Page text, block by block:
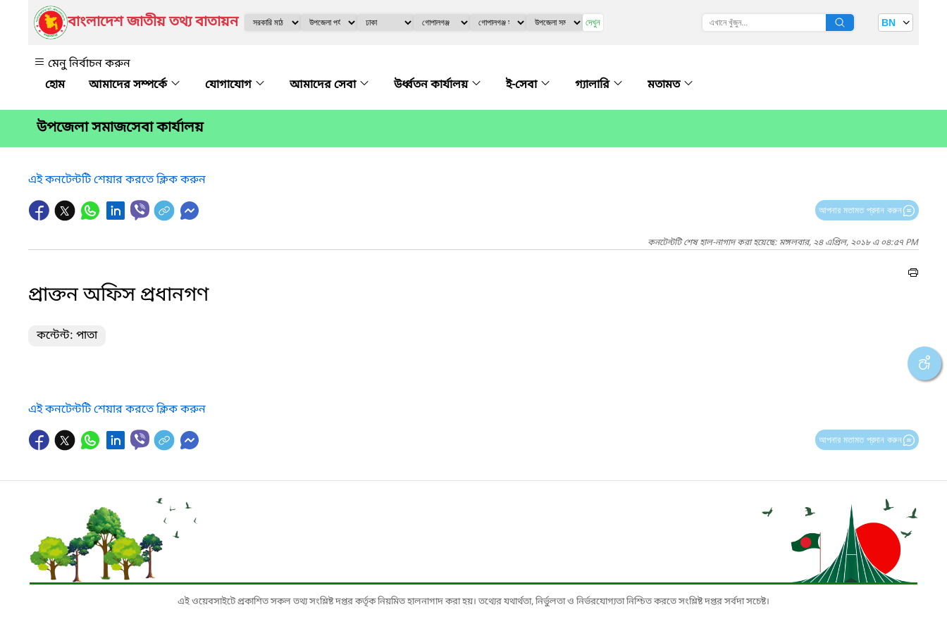
বাংলাদেশ জাতীয় তথ্য বাতায়ন দেখুন BN
মেনু নির্বাচন করুন
আমাদের সম্পর্কে
যোগাযোগ আমাদের সেবা উর্ধ্বতন কার্যালয় ই-সেবা গ্যালারি মতামত
উপজেলা সমাজসেবা কার্যালয়
এই কনটেন্টটি শেয়ার করতে ক্লিক করুন
আপনার মতামত প্রদান করুন
কনটেন্টটি শেষ হাল-নাগাদ করা হয়েছে: মঙ্গলবার, ২৪ এপ্রিল, ২০১৮ এ ০৪:৫৭ PM
প্রাক্তন অফিস প্রধানগণ
কন্টেন্ট: পাতা
এই কনটেন্টটি শেয়ার করতে ক্লিক করুন
আপনার মতামত প্রদান করুন
এই ওয়েবসাইটে প্রকাশিত সকল তথ্য সংশ্লিষ্ট দপ্তর কর্তৃক নিয়মিত হালনাগাদ করা হয়। তথ্যের যথার্থতা, নির্ভুলতা ও নির্ভরযোগ্যতা নিশ্চিত করতে সংশ্লিষ্ট দপ্তর সর্বদা সচেষ্ট।